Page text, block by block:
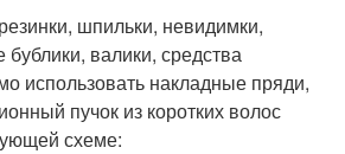
шпильки, невидимки,
валики, средства
использовать накладные пряди,
пучок из коротких волос
схеме: